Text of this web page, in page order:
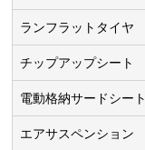
ランフラットタイヤ
チップアップシート
電動格納サードシート
エアサスペンション